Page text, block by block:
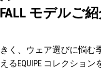
モデルご
く、ウェア選びに悩む
EQUIPE コレクション